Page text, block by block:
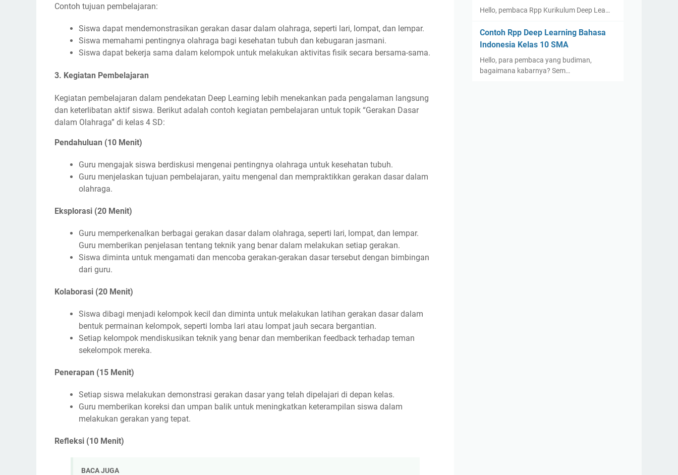
Contoh tujuan pembelajaran:
Siswa dapat mendemonstrasikan gerakan dasar dalam olahraga, seperti lari, lompat, dan lempar.
Siswa memahami pentingnya olahraga bagi kesehatan tubuh dan kebugaran jasmani.
Siswa dapat bekerja sama dalam kelompok untuk melakukan aktivitas fisik secara bersama-sama.
3. Kegiatan Pembelajaran
Kegiatan pembelajaran dalam pendekatan Deep Learning lebih menekankan pada pengalaman langsung
dan keterlibatan aktif siswa. Berikut adalah contoh kegiatan pembelajaran untuk topik “Gerakan Dasar
dalam Olahraga” di kelas 4 SD:
Pendahuluan (10 Menit)
Guru mengajak siswa berdiskusi mengenai pentingnya olahraga untuk kesehatan tubuh.
Guru menjelaskan tujuan pembelajaran, yaitu mengenal dan mempraktikkan gerakan dasar dalam
olahraga.
Eksplorasi (20 Menit)
Guru memperkenalkan berbagai gerakan dasar dalam olahraga, seperti lari, lompat, dan lempar.
Guru memberikan penjelasan tentang teknik yang benar dalam melakukan setiap gerakan.
Siswa diminta untuk mengamati dan mencoba gerakan-gerakan dasar tersebut dengan bimbingan
dari guru.
Kolaborasi (20 Menit)
Siswa dibagi menjadi kelompok kecil dan diminta untuk melakukan latihan gerakan dasar dalam
bentuk permainan kelompok, seperti lomba lari atau lompat jauh secara bergantian.
Setiap kelompok mendiskusikan teknik yang benar dan memberikan feedback terhadap teman
sekelompok mereka.
Penerapan (15 Menit)
Setiap siswa melakukan demonstrasi gerakan dasar yang telah dipelajari di depan kelas.
Guru memberikan koreksi dan umpan balik untuk meningkatkan keterampilan siswa dalam
melakukan gerakan yang tepat.
Refleksi (10 Menit)
BACA JUGA
Hello, pembaca Rpp Kurikulum Deep Lea…
Contoh Rpp Deep Learning Bahasa
Indonesia Kelas 10 SMA
Hello, para pembaca yang budiman,
bagaimana kabarnya? Sem…